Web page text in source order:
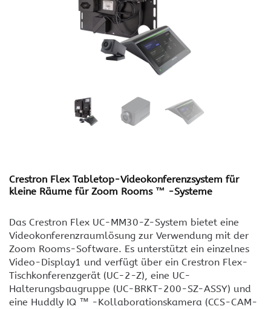
Crestron Flex Tabletop-Videokonferenzsystem für
kleine Räume für Zoom Rooms ™ -Systeme
Das Crestron Flex UC-MM30-Z-System bietet eine
Videokonferenzraumlösung zur Verwendung mit der
Zoom Rooms-Software. Es unterstützt ein einzelnes
Video-Display1 und verfügt über ein Crestron Flex-
Tischkonferenzgerät (UC-2-Z), eine UC-
Halterungsbaugruppe (UC-BRKT-200-SZ-ASSY) und
eine Huddly IQ ™ -Kollaborationskamera (CCS-CAM-